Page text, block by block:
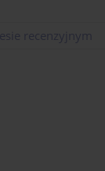
recenzyjnym